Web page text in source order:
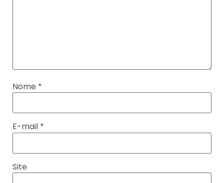
Nome *
E-mail *
Site